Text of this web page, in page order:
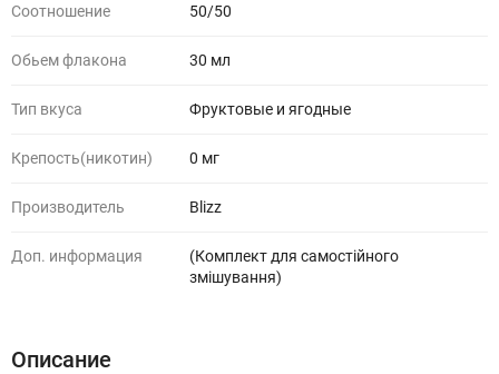
Соотношение 50/50
Обьем флакона 30 мл
Тип вкуса Фруктовые и ягодные
Крепость(никотин) 0 мг
Производитель Blizz
Доп. информация
(Комплект для самостійного
змішування)
Описание